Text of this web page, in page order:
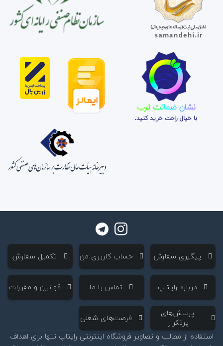
نشان ضمانت ترب
با خیال راحت خرید کنید.
‌ پیگیری سفارش ‌ حساب کاربری من ‌ تکمیل سفارش
‌ درباره رایتاپ ‌ تماس با ما ‌ قوانین و مقررات
‌ پرسش‌های
پرتکرار
‌ فرصت‌های شغلی
استفاده از مطالب و تصاویر فروشگاه اینترنتی رایتاپ تنها برای اهداف